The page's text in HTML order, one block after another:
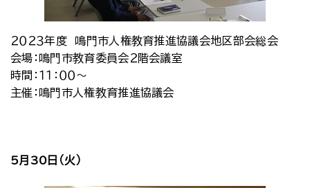
２０２３年度 鳴門市人権教育推進協議会地区部会総会
会場：鳴門市教育委員会２階会議室
時間：１１：００～
主催：鳴門市人権教育推進協議会
5月30日（火）